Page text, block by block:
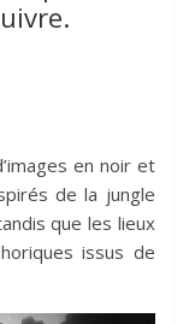
en noir et
de la jungle
que les lieux
issus de